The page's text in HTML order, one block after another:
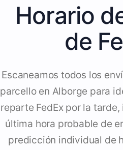
Horario
de
Escaneamos todos los
parcello en Alborge para
reparte FedEx por la
última hora probable de
predicción individual de